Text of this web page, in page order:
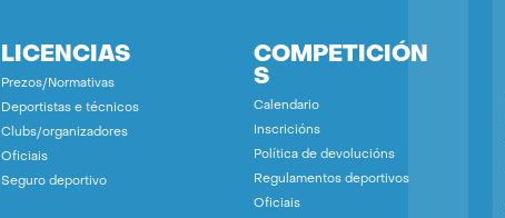
LICENCIAS
Prezos/Normativas
Deportistas e técnicos
Clubs/organizadores
Oficiais
Seguro deportivo
COMPETICIÓN
S
Calendario
Inscricións
Política de devolucións
Regulamentos deportivos
Oficiais